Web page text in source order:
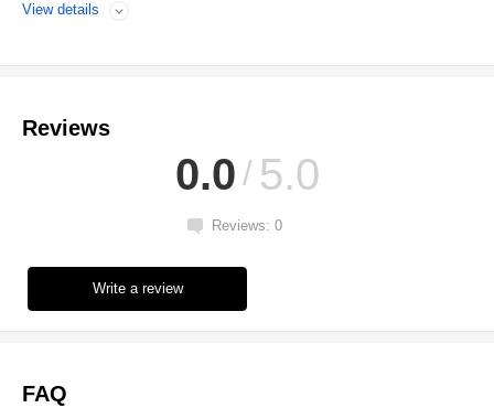
View details
Reviews
0.0 5.0
Reviews: 0
Write a review
FAQ